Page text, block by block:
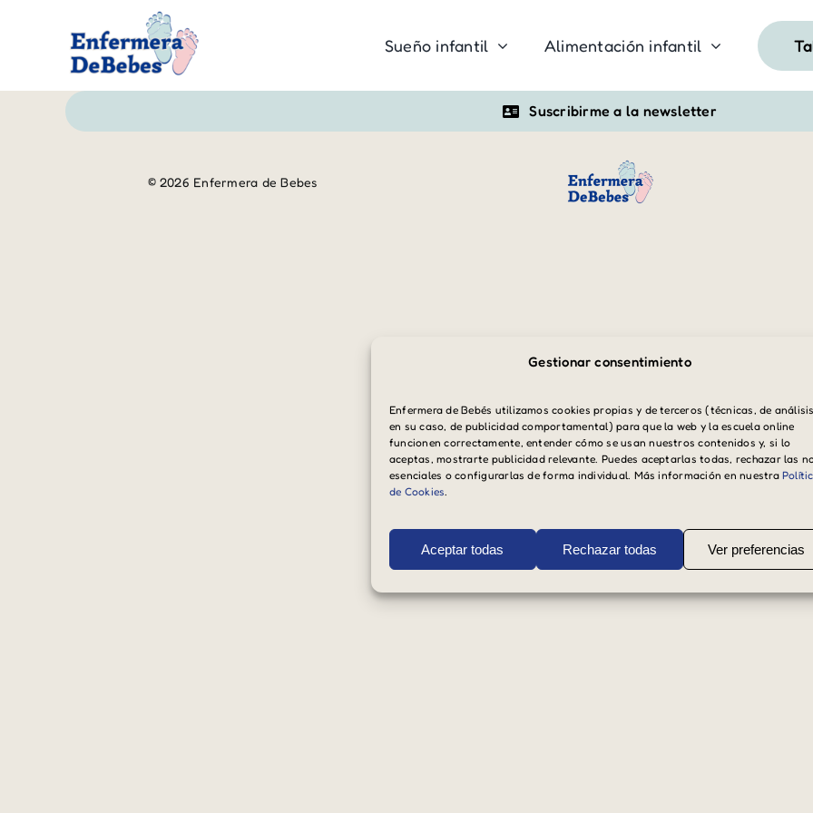
Gestionar consentimiento
Enfermera de Bebés utilizamos cookies propias y de terceros (técnicas, de
en su caso, de publicidad comportamental) para que la web y la escuela online
funcionen correctamente, entender cómo se usan nuestros contenidos y, si lo
aceptas, mostrarte publicidad relevante. Puedes aceptarlas todas, rechazar las
esenciales o configurarlas de forma individual. Más información en nuestra
de Cookies.
Aceptar todas Rechazar todas Ver preferencias
Sueño infantil Alimentación infantil
Suscribirme a la newsletter
© 2026 Enfermera de Bebes